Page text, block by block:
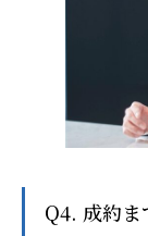
Q4. 成約ま